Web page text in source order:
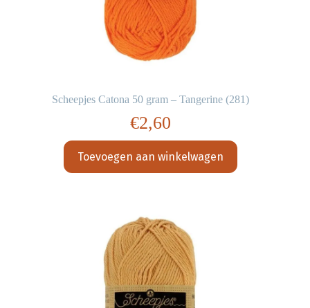
Scheepjes Catona 50 gram – Tangerine (281)
€2,60
Toevoegen aan winkelwagen